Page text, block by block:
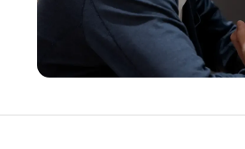
支えるためにも、戦略的思考と柔軟な
レッドオーシャンの荒波を乗り越える
を確立することが今後の成功に直結す